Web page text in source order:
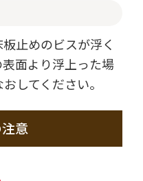
止めのビスが浮く
面より浮上った場
してください。
意